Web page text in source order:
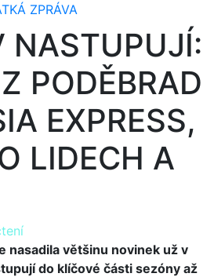
ZPRÁVA
NASTUPUJÍ:
PODĚBRAD
EXPRESS,
LIDECH A
nasadila většinu novinek už v
do klíčové části sezóny až